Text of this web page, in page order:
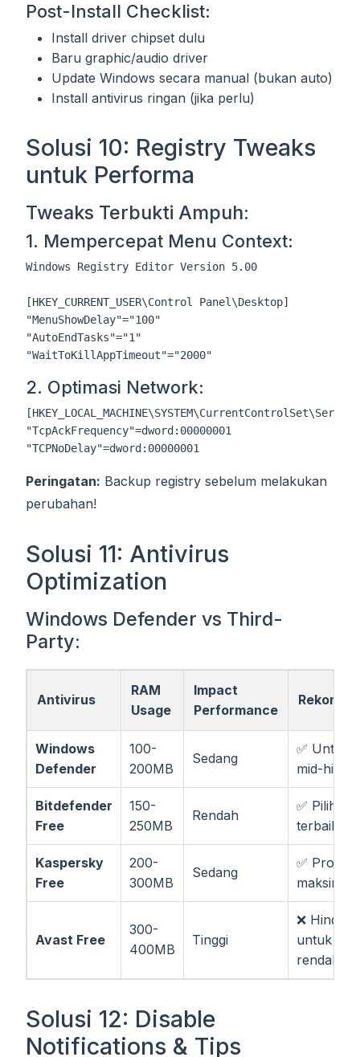
Post-Install Checklist:
Install driver chipset dulu
Baru graphic/audio driver
Update Windows secara manual (bukan auto)
Install antivirus ringan (jika perlu)
Solusi 10: Registry Tweaks
untuk Performa
Tweaks Terbukti Ampuh:
1. Mempercepat Menu Context:
Windows Registry Editor Version 5.00
[HKEY_CURRENT_USER\Control Panel\Desktop]
"MenuShowDelay"="100"
"AutoEndTasks"="1"
2. Optimasi Network:
"TcpAckFrequency"=dword:00000001
Peringatan: Backup registry sebelum melakukan
perubahan!
Solusi 11: Antivirus
Optimization
Windows Defender vs Third-
Party:
Antivirus
RAM
Usage
Impact
Performance
Windows
Defender
100-
200MB
Sedang
✅ Untuk
mid-high
Bitdefender
Free
150-
250MB
Rendah
✅ Pilihan
terbaik
Kaspersky
Free
200-
300MB
Sedang
✅
maksimal
Avast Free
300-
400MB
Tinggi
❌ Hindari
untuk
rendah
Solusi 12: Disable
Notifications & Tips